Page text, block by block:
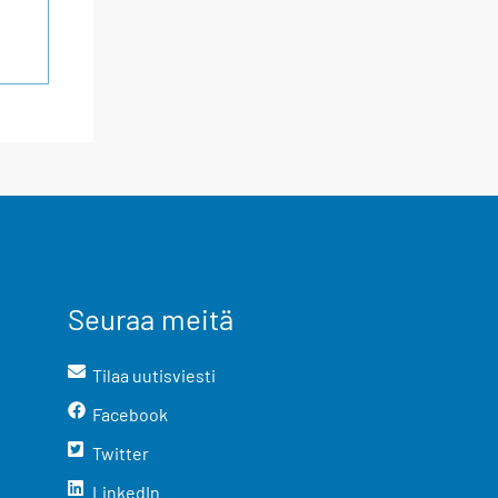
Seuraa meitä
Tilaa uutisviesti
Facebook
Twitter
LinkedIn